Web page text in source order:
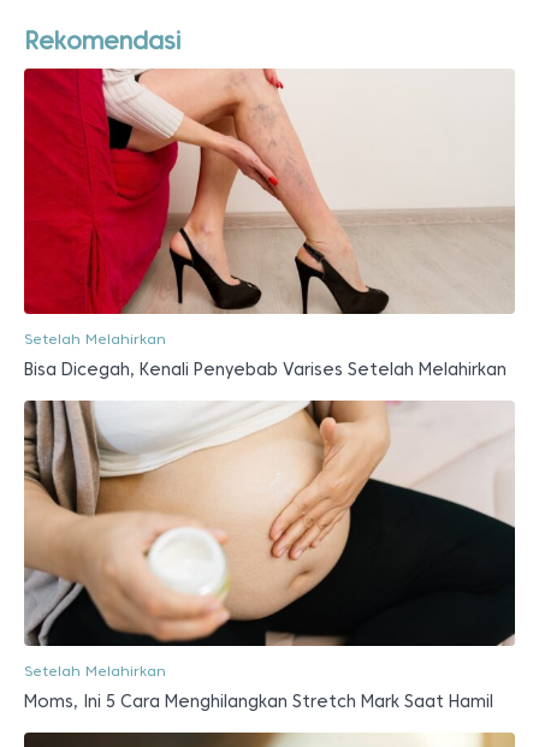
Rekomendasi
Setelah Melahirkan
Bisa Dicegah, Kenali Penyebab Varises Setelah Melahirkan
Setelah Melahirkan
Moms, Ini 5 Cara Menghilangkan Stretch Mark Saat Hamil